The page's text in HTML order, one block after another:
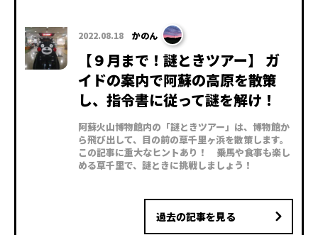
2022.08.18 かのん
【９月まで！謎ときツアー】 ガ
イドの案内で阿蘇の高原を散策
し、指令書に従って謎を解け！
阿蘇火山博物館内の「謎ときツアー」は、博物館か
ら飛び出して、目の前の草千里ヶ浜を散策します。
この記事に重大なヒントあり！ 乗馬や食事も楽し
める草千里で、謎ときに挑戦しましょう！
過去の記事を見る